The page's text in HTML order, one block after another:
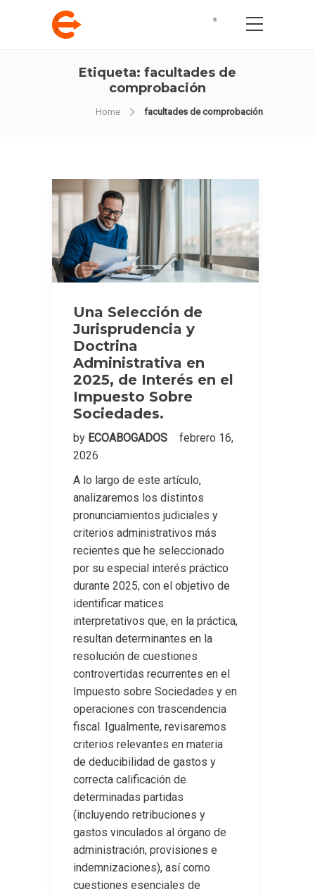
Etiqueta: facultades de
comprobación
Home facultades de comprobación
Una Selección de
Jurisprudencia y
Doctrina
Administrativa en
2025, de Interés en el
Impuesto Sobre
Sociedades.
by ECOABOGADOS
febrero 16,
2026
A lo largo de este artículo,
analizaremos los distintos
pronunciamientos judiciales y
criterios administrativos más
recientes que he seleccionado
por su especial interés práctico
durante 2025, con el objetivo de
identificar matices
interpretativos que, en la práctica,
resultan determinantes en la
resolución de cuestiones
controvertidas recurrentes en el
Impuesto sobre Sociedades y en
operaciones con trascendencia
fiscal. Igualmente, revisaremos
criterios relevantes en materia
de deducibilidad de gastos y
correcta calificación de
determinadas partidas
(incluyendo retribuciones y
gastos vinculados al órgano de
administración, provisiones e
indemnizaciones), así como
cuestiones esenciales de